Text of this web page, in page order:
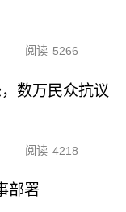
阅读 5266
数万民众抗议
阅读 4218
部署